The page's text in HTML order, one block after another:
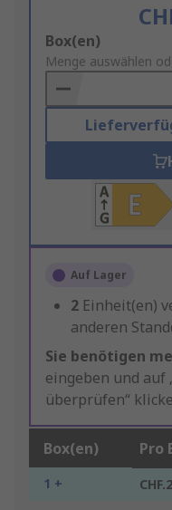
Add
to
Basket
Box(en)
Menge auswählen
Auf Lager
2 Einheit(en)
anderen
Sie benötigen
eingeben und
überprüfen“
Box(en) Pro
1 +